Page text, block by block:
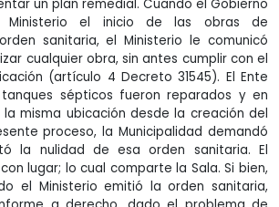
un plan remedial. Cuando el Gobierno
Ministerio el inicio de las obras de
sanitaria, el Ministerio le comunicó
cualquier obra, sin antes cumplir con el
(artículo 4 Decreto 31545). El Ente
sépticos fueron reparados y en
misma ubicación desde la creación del
proceso, la Municipalidad demandó
la nulidad de esa orden sanitaria. El
lugar; lo cual comparte la Sala. Si bien,
el Ministerio emitió la orden sanitaria,